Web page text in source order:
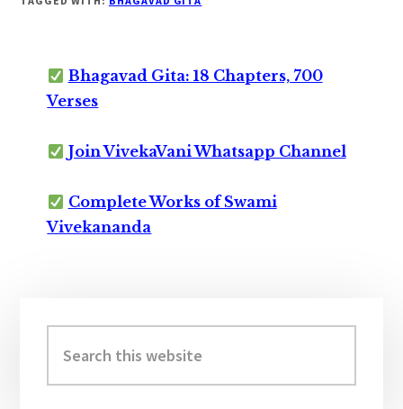
Bhagavad Gita: 18 Chapters, 700
Verses
Join VivekaVani Whatsapp Channel
Complete Works of Swami
Vivekananda
Sidebar
this
website